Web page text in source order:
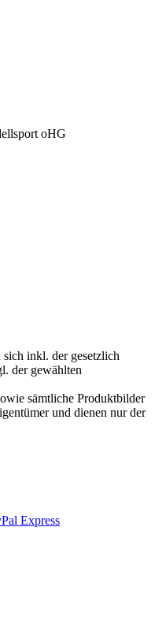
oHG
sich inkl. der gesetzlich
der gewählten
sämtliche Produktbilder
und dienen nur der
Express